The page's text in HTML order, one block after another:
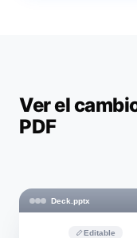
Ver el
PDF
Deck.pptx
Editable